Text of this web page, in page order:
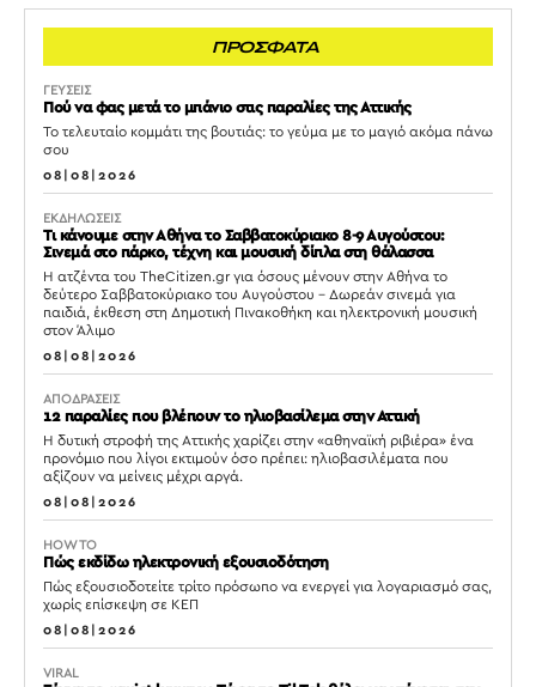
ΠΡΟΣΦΑΤΑ
ΓΕΥΣΕΙΣ
Πού να φας μετά το μπάνιο στις παραλίες της Αττικής
Το τελευταίο κομμάτι της βουτιάς: το γεύμα με το μαγιό ακόμα πάνω
σου
08|08|2026
ΕΚΔΗΛΩΣΕΙΣ
Τι κάνουμε στην Αθήνα το Σαββατοκύριακο 8-9 Αυγούστου:
Σινεμά στο πάρκο, τέχνη και μουσική δίπλα στη θάλασσα
Η ατζέντα του TheCitizen.gr για όσους μένουν στην Αθήνα το
δεύτερο Σαββατοκύριακο του Αυγούστου – Δωρεάν σινεμά για
παιδιά, έκθεση στη Δημοτική Πινακοθήκη και ηλεκτρονική μουσική
στον Άλιμο
08|08|2026
ΑΠΟΔΡΑΣΕΙΣ
12 παραλίες που βλέπουν το ηλιοβασίλεμα στην Αττική
Η δυτική στροφή της Αττικής χαρίζει στην «αθηναϊκή ριβιέρα» ένα
προνόμιο που λίγοι εκτιμούν όσο πρέπει: ηλιοβασιλέματα που
αξίζουν να μείνεις μέχρι αργά.
08|08|2026
HOW TO
Πώς εκδίδω ηλεκτρονική εξουσιοδότηση
Πώς εξουσιοδοτείτε τρίτο πρόσωπο να ενεργεί για λογαριασμό σας,
χωρίς επίσκεψη σε ΚΕΠ
08|08|2026
VIRAL